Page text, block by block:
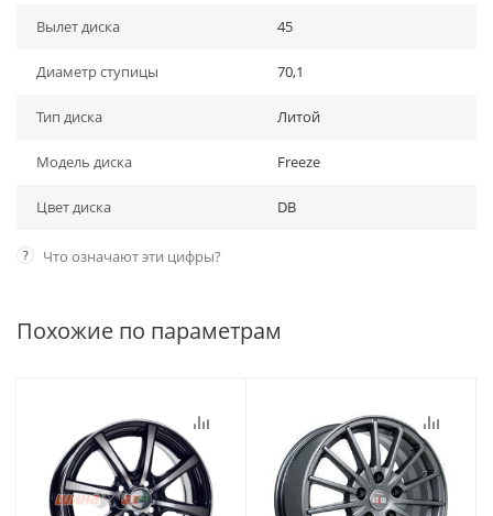
Вылет диска 45
Диаметр ступицы 70,1
Тип диска Литой
Модель диска Freeze
Цвет диска DB
? Что означают эти цифры?
Похожие по параметрам